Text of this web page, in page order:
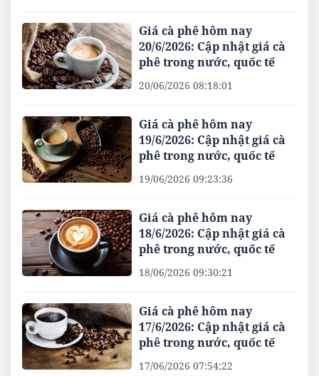
Giá cà phê hôm nay
20/6/2026: Cập nhật giá cà
phê trong nước, quốc tế
20/06/2026 08:18:01
Giá cà phê hôm nay
19/6/2026: Cập nhật giá cà
phê trong nước, quốc tế
19/06/2026 09:23:36
Giá cà phê hôm nay
18/6/2026: Cập nhật giá cà
phê trong nước, quốc tế
18/06/2026 09:30:21
Giá cà phê hôm nay
17/6/2026: Cập nhật giá cà
phê trong nước, quốc tế
17/06/2026 07:54:22